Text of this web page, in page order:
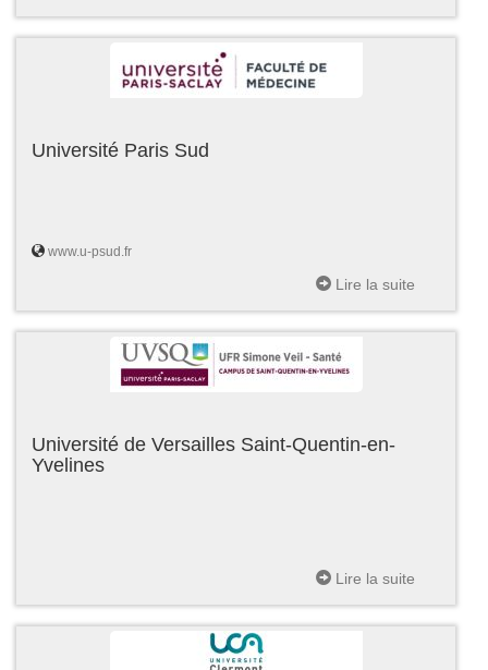
Université Paris Sud
www.u-psud.fr
Lire la suite
Université de Versailles Saint-Quentin-en-
Yvelines
Lire la suite